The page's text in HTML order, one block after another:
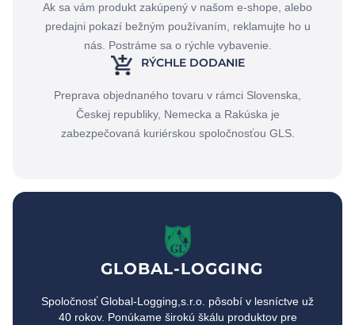
Ak sa vám produkt zakúpený v našom e-shope, alebo
predajni pokazí bežným používaním, reklamujte ho u
nás. Postráme sa o rýchle vybavenie.
RÝCHLE DODANIE
Preprava objednaného tovaru v rámci Slovenska,
Českej republiky, Nemecka a Rakúska je
zabezpečovaná kuriérskou spoločnosťou GLS.
GLOBAL-LOGGING
Spoločnosť Global-Logging,s.r.o. pôsobí v lesníctve už
40 rokov. Ponúkame širokú škálu produktov pre